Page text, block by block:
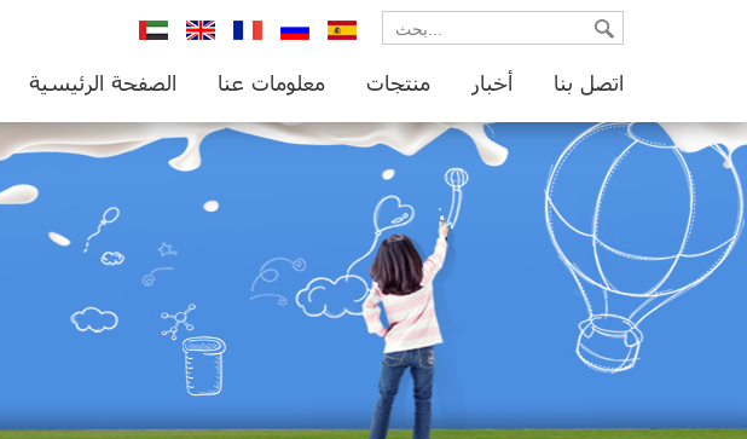
español
الصفحة الرئيسية معلومات عنا منتجات أخبار اتصل بنا